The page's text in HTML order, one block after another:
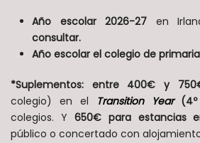
Año escolar 2026-27 en
consultar.
Año escolar el colegio de
*Suplementos: entre 400€ y
colegio) en el
Transition Year(4º
colegios. Y 650€ para estancias
público o concertado con